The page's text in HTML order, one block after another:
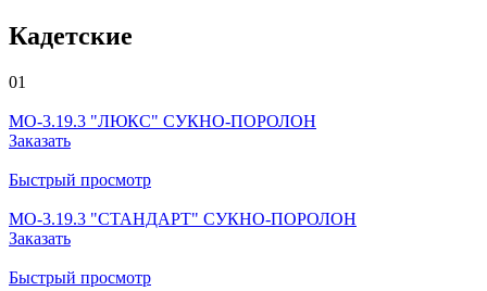
Кадетские
01
МО-3.19.3 "ЛЮКС" СУКНО-ПОРОЛОН
Заказать
Быстрый просмотр
МО-3.19.3 "СТАНДАРТ" СУКНО-ПОРОЛОН
Заказать
Быстрый просмотр